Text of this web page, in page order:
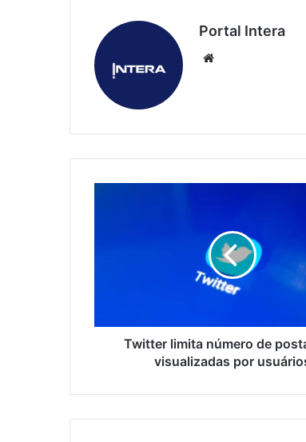
Portal Intera
Twitter limita número de
visualizadas por